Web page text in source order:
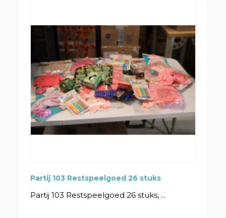
Partij 103 Restspeelgoed 26 stuks
Partij 103 Restspeelgoed 26 stuks, ...